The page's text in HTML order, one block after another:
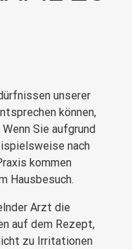
unserer
können,
Sie aufgrund
nach
kommen
Hausbesuch.
Arzt die
auf dem Rezept,
zu Irritationen